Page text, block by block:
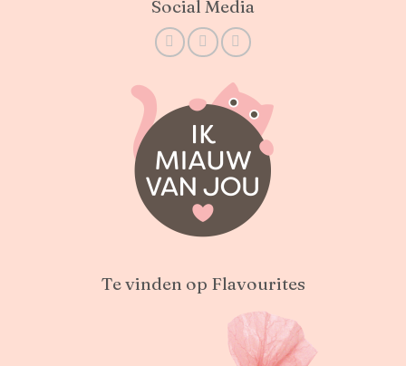
Social Media
Te vinden op Flavourites